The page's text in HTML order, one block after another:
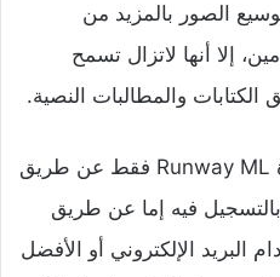
الصور بالمزيد من
إلا أنها لاتزال تسمح
والمطالبات النصية.
يمكنك البدء في استخدام أداة Runway ML فقط عن طريق
بالتسجيل فيه إما عن طريق
البريد الإلكتروني أو الأفضل